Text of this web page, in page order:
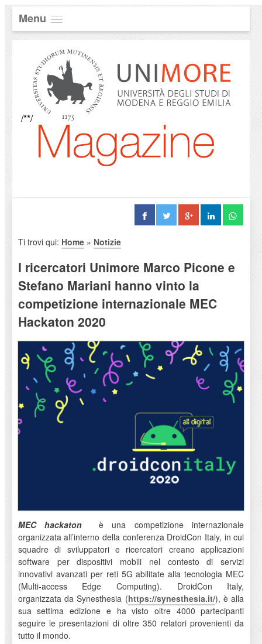
Menu
/**/
Ti trovi qui: Home» Notizie
I ricercatori Unimore Marco Picone e
Stefano Mariani hanno vinto la
competizione internazionale MEC
Hackaton 2020
MEC hackaton
è una competizione internazionale
organizzata all’interno della conferenza DroidCon Italy, in cui
squadre di sviluppatori e ricercatori creano applicazioni
software per dispositivi mobili nel contesto di servizi
innovativi avanzati per reti 5G abilitate alla tecnologia MEC
(Multi-access Edge Computing). DroidCon Italy,
organizzata da Synesthesia (https://synesthesia.it/), è alla
sua settima edizione e ha visto oltre 4000 partecipanti
seguire le presentazioni di oltre 350 relatori provenienti da
tutto il mondo.